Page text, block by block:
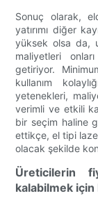
Sonuç olarak,
yatırımı diğer
yüksek olsa da,
maliyetleri
getiriyor.
kullanım
yetenekleri,
verimli ve etkili
bir seçim haline
ettikçe, el tipi
olacak şekilde
Üreticilerin
kalabilmek için